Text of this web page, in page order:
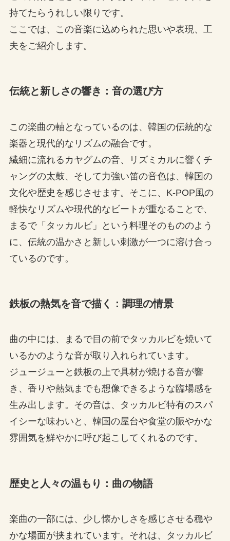
持てたらうれしい限りです。
ここでは、この音楽に込められた思いや表現、工
夫をご紹介します。
伝統と新しさの響き：音の選び方
この楽曲の軸となっているのは、韓国の伝統的な
楽器と現代的なリズムの融合です。
繊細に流れるカヤグムの音、リズミカルに響くチ
ャングの太鼓、そして力強い笛の音色は、韓国の
文化や歴史を感じさせます。そこに、K-POP風の
軽快なリズムや現代的なビートが重なることで、
まるで「タッカルビ」という料理そのもののよう
に、伝統の温かさと新しい刺激が一つに溶け合っ
ているのです。
鉄板の熱気を音で描く：調理の情景
曲の中には、まるで目の前でタッカルビを焼いて
いるかのような音が取り入れられています。
ジュージューと鉄板の上で具材が焼ける音が響
き、香りや熱気までも想像できるような臨場感を
生み出します。その音は、タッカルビ特有のスパ
イシーな味わいと、韓国の屋台や食堂の賑やかな
雰囲気を鮮やかに呼び起こしてくれるのです。
歴史と人々の温もり：曲の物語
楽曲の一部には、少し懐かしさを感じさせる穏や
かな場面が挟まれています。それは、タッカルビ